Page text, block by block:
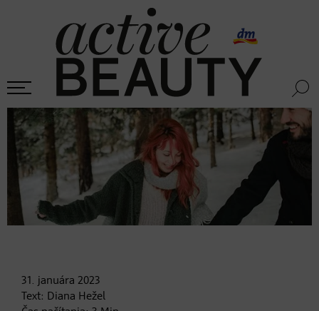
31. januára 2023
Text: Diana Hežel